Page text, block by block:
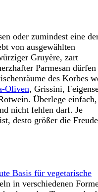
oder zumindest eine
von ausgewählten
Gruyère, zart
Parmesan
des Korbes
Oliven, Grissini,
Überlege
nicht fehlen darf. Je
desto größer die
Basis für vegetarische
in verschiedenen